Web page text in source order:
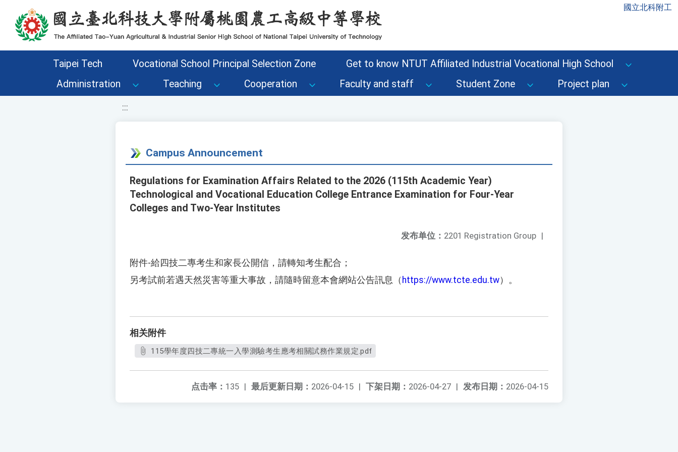
移至網頁之主要內容區位置 國立北科附工
Taipei Tech Vocational School Principal Selection Zone
Get to know NTUT Affiliated Industrial Vocational High School
Administration
Teaching Cooperation Faculty and staff Student Zone Project plan
:::
Campus Announcement
Regulations for Examination Affairs Related to the 2026 (115th Academic Year)
Technological and Vocational Education College Entrance Examination for Four-Year
Colleges and Two-Year Institutes
发布单位： 2201 Registration Group |
附件-給四技二專考生和家長公開信，請轉知考生配合；
另考試前若遇天然災害等重大事故，請隨時留意本會網站公告訊息（ https://www.tcte.edu.tw）。
相关附件
115學年度四技二專統一入學測驗考生應考相關試務作業規定.pdf
发布日期： 2026-04-15
下架日期： 2026-04-27 |
最后更新日期： 2026-04-15 |
点击率： 135 |